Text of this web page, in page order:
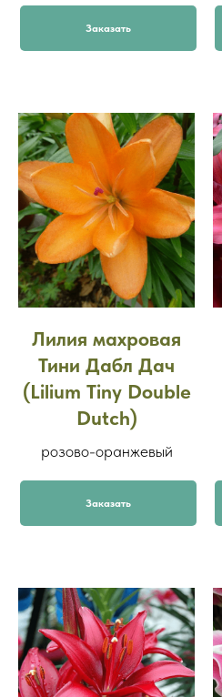
Заказать
Лилия махровая
Тини Дабл Дач
(Lilium Tiny Double
Dutch)
розово-оранжевый
Заказать